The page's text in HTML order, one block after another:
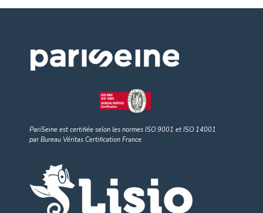
PariSeine est certifiée selon les normes ISO 9001 et ISO 14001
par Bureau Véritas Certification France.